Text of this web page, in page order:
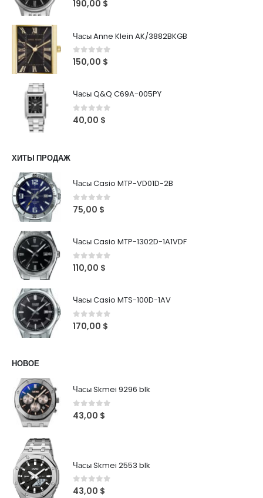
190,00 $
Часы Anne Klein AK/3882BKGB
0out of 5
150,00 $
Часы Q&Q C69A-005PY
0 out of 5
40,00 $
ХИТЫ ПРОДАЖ
Часы Casio MTP-VD01D-2B
0out of 5
75,00 $
Часы Casio MTP-1302D-1A1VDF
0out of 5
110,00 $
Часы Casio MTS-100D-1AV
0out of 5
170,00 $
НОВОЕ
Часы Skmei 9296 blk
0 out of 5
43,00 $
Часы Skmei 2553 blk
0 out of 5
43,00 $